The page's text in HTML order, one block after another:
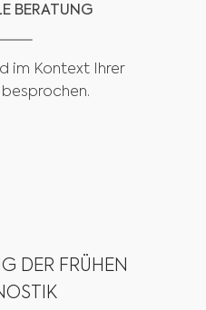
BERATUNG
im Kontext Ihrer
DER FRÜHEN